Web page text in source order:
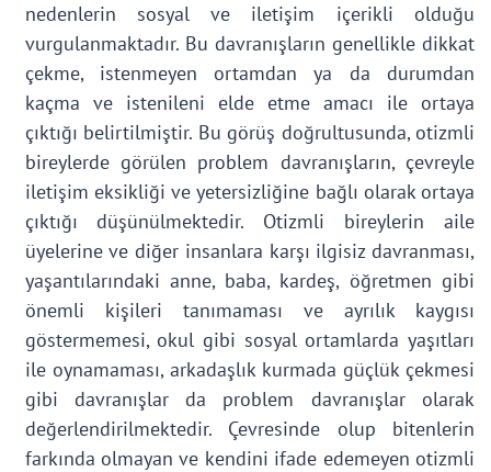
nedenlerin sosyal ve iletişim içerikli olduğu
vurgulanmaktadır. Bu davranışların genellikle dikkat
çekme, istenmeyen ortamdan ya da durumdan
kaçma ve istenileni elde etme amacı ile ortaya
çıktığı belirtilmiştir. Bu görüş doğrultusunda, otizmli
bireylerde görülen problem davranışların, çevreyle
iletişim eksikliği ve yetersizliğine bağlı olarak ortaya
çıktığı düşünülmektedir. Otizmli bireylerin aile
üyelerine ve diğer insanlara karşı ilgisiz davranması,
yaşantılarındaki anne, baba, kardeş, öğretmen gibi
önemli kişileri tanımaması ve ayrılık kaygısı
göstermemesi, okul gibi sosyal ortamlarda yaşıtları
ile oynamaması, arkadaşlık kurmada güçlük çekmesi
gibi davranışlar da problem davranışlar olarak
değerlendirilmektedir. Çevresinde olup bitenlerin
farkında olmayan ve kendini ifade edemeyen otizmli